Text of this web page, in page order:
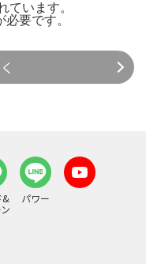
ています。
必要です。
&
パワー